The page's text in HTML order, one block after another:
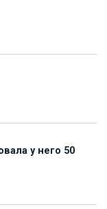
у него 50